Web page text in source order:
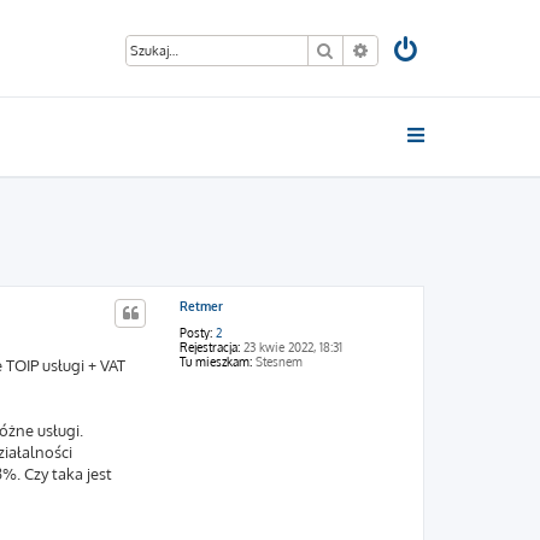
Szukaj Wyszukiwanie
Retmer
Posty: 2
Rejestracja: 23 kwie 2022, 18:31
Tu mieszkam: Stesnem
usługi + VAT
usługi.
Czy taka jest